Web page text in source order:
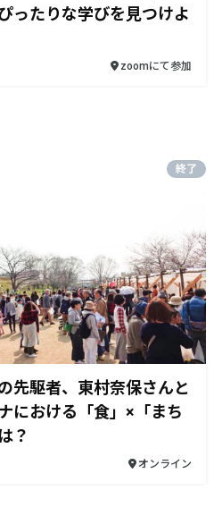
ったりな学びを見つけよ
zoomにて参加
終了
先駆者、東村奈保さんと
における「食」×「まち
？
オンライン